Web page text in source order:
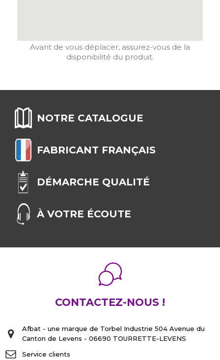
Avant de vous déplacer, assurez-vous de la
disponibilité du produit.
NOTRE CATALOGUE
FABRICANT FRANÇAIS
DÉMARCHE QUALITÉ
À VOTRE ÉCOUTE
CONTACTEZ-NOUS !
Afbat - une marque de Torbel Industrie 504 Avenue du
Canton de Levens - 06690 TOURRETTE-LEVENS
Service clients